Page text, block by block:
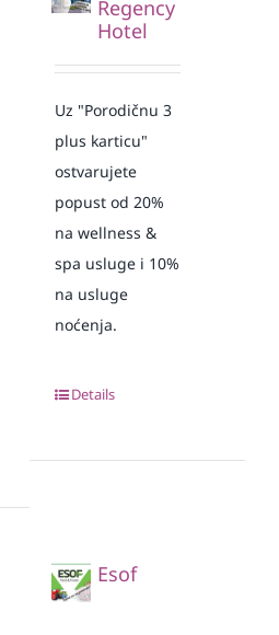
Regency
Hotel
Uz "Porodičnu 3
plus karticu"
ostvarujete
popust od 20%
na wellness &
spa usluge i 10%
na usluge
noćenja.
Details
Esof